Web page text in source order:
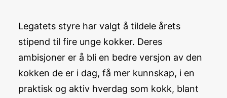
Legatets styre har valgt å tildele årets
stipend til fire unge kokker. Deres
ambisjoner er å bli en bedre versjon av den
kokken de er i dag, få mer kunnskap, i en
praktisk og aktiv hverdag som kokk, blant